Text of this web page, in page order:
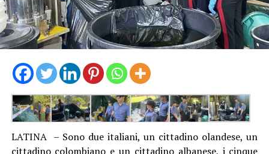
LATINA – Sono due italiani, un cittadino olandese, un
cittadino colombiano e un cittadino albanese, i cinque